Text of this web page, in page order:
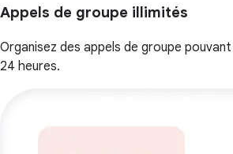
Appels de groupe illimités
Organisez des appels de groupe
24 heures.